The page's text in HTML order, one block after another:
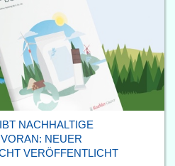
NACHHALTIGE
NEUER
VERÖFFENTLICHT